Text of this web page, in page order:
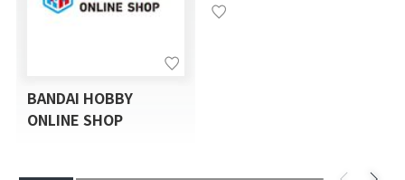
BANDAI HOBBY
ONLINE SHOP